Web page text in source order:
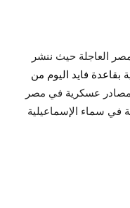
العاجلة حيث ننشر
فايد اليوم من
عسكرية في مصر
في سماء الإسماعيلية